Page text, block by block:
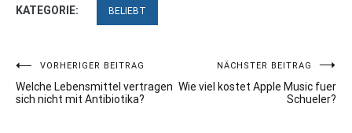
KATEGORIE: BELIEBT
Beitragsnavigation
VORHERIGER BEITRAG
Welche Lebensmittel vertragen
sich nicht mit Antibiotika?
NÄCHSTER BEITRAG
Wie viel kostet Apple Music fuer
Schueler?